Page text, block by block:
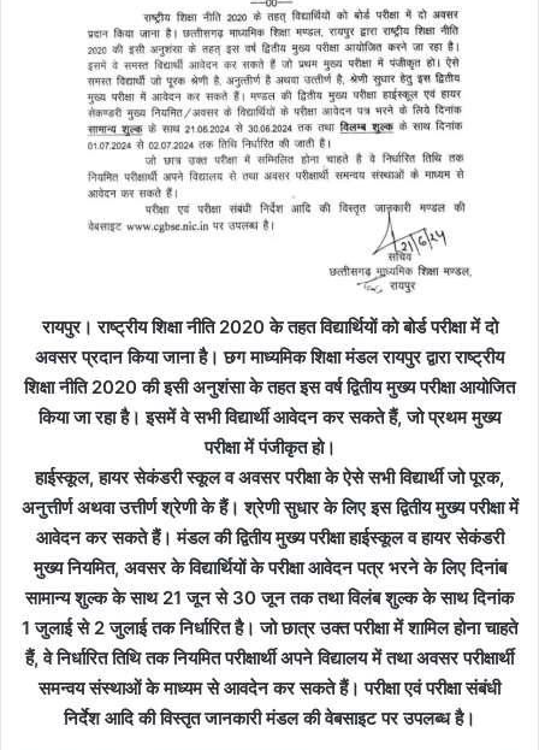
रायपुर। राष्ट्रीय शिक्षा नीति 2020 के तहत विद्यार्थियों को बोर्ड परीक्षा में दो
अवसर प्रदान किया जाना है। छग माध्यमिक शिक्षा मंडल रायपुर द्वारा राष्ट्रीय
शिक्षा नीति 2020 की इसी अनुशंसा के तहत इस वर्ष द्वितीय मुख्य परीक्षा आयोजित
किया जा रहा है। इसमें वे सभी विद्यार्थी आवेदन कर सकते हैं, जो प्रथम मुख्य
परीक्षा में पंजीकृत हो।
हाईस्कूल, हायर सेकंडरी स्कूल व अवसर परीक्षा के ऐसे सभी विद्यार्थी जो पूरक,
अनुत्तीर्ण अथवा उत्तीर्ण श्रेणी के हैं। श्रेणी सुधार के लिए इस द्वितीय मुख्य परीक्षा में
आवेदन कर सकते हैं। मंडल की द्वितीय मुख्य परीक्षा हाईस्कूल व हायर सेकंडरी
मुख्य नियमित, अवसर के विद्यार्थियों के परीक्षा आवेदन पत्र भरने के लिए दिनांब
सामान्य शुल्क के साथ 21 जून से 30 जून तक तथा विलंब शुल्क के साथ दिनांक
1 जुलाई से 2 जुलाई तक निर्धारित है। जो छात्र उक्त परीक्षा में शामिल होना चाहते
हैं, वे निर्धारित तिथि तक नियमित परीक्षार्थी अपने विद्यालय में तथा अवसर परीक्षार्थी
समन्वय संस्थाओं के माध्यम से आवदेन कर सकते हैं। परीक्षा एवं परीक्षा संबंधी
निर्देश आदि की विस्तृत जानकारी मंडल की वेबसाइट पर उपलब्ध है।